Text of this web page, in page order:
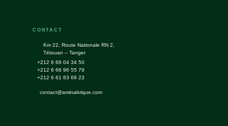
CONTACT
Km 22, Route Nationale RN 2,
Tétouan – Tanger
+212 6 66 04 34 50
+212 6 66 96 55 79
+212 6 61 83 69 23
contact@aminabrique.com